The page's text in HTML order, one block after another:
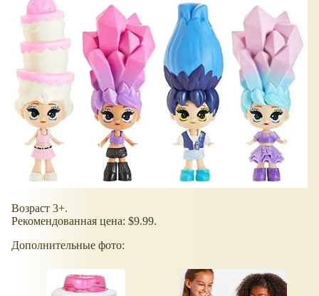
Возраст 3+.
Рекомендованная цена: $9.99.
Дополнительные фото: